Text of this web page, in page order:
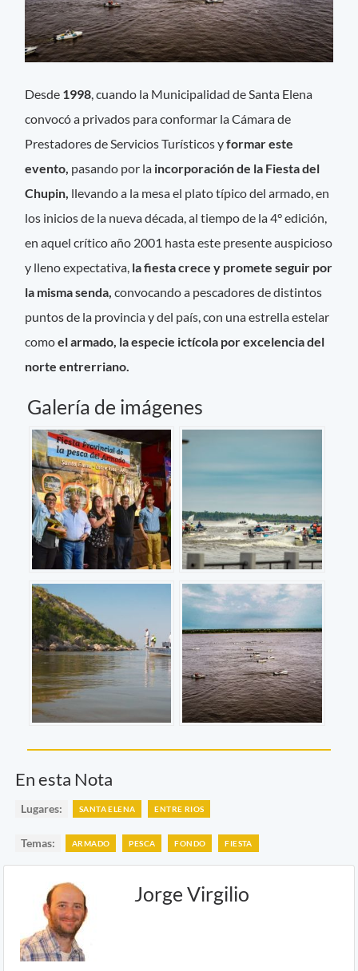
Desde 1998, cuando la Municipalidad de Santa Elena
convocó a privados para conformar la Cámara de
Prestadores de Servicios Turísticos yformar este
evento, pasando por la incorporación de la Fiesta del
Chupin, llevando a la mesa el plato típico del armado, en
los inicios de la nueva década, al tiempo de la 4° edición,
en aquel crítico año 2001 hasta este presente auspicioso
y lleno expectativa, la fiesta crece y promete seguir por
la misma senda, convocando a pescadores de distintos
puntos de la provincia y del país, con una estrella estelar
comoel armado, la especie ictícola por excelencia del
norte entrerriano.
Galería de imágenes
En esta Nota
Lugares: SANTA ELENA ENTRE RIOS
Temas: ARMADO PESCA FONDO FIESTA
Jorge Virgilio